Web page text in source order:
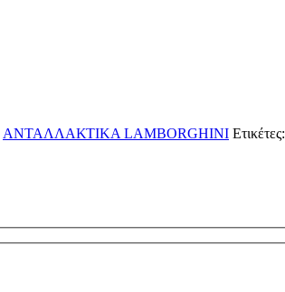
ΑΝΤΑΛΛΑΚΤΙΚΑ LAMBORGHINI Ετικέτες: